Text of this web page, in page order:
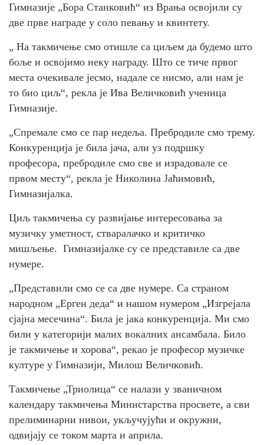
Гимназије „Бора Станковић“ из Врања освојили су
две прве награде у соло певању и квинтету.
„ На такмичење смо отишле са циљем да будемо што
боље и освојимо неку награду. Што се тиче првог
места очекивале јесмо, надале се нисмо, али нам је
то био циљ“, рекла је Ива Величковић ученица
Гимназије.
„Спремале смо се пар недеља. Пребродиле смо трему.
Конкуренција је била јача, али уз подршку
професора, пребродиле смо све и израдовале се
првом месту“, рекла је Николина Јаћимовић,
Гимназијалка.
Циљ такмичења су развијање интересовања за
музичку уметност, стваралачко и критичко
мишљење. Гимназијалке су се представиле са две
нумере.
„Представили смо се са две нумере. Са страном
народном „Ерген деда“ и нашом нумером „Изгрејала
сјајна месечина“. Била је јака конкуренција. Ми смо
били у категорији малих вокалних ансамбала. Било
је такмичење и хорова“, рекао је професор музичке
културе у Гимназији, Милош Величковић.
Такмичење „Триолица“ се налази у званичном
календару такмичења Министарства просвете, а сви
прелиминарни нивои, укључујући и окружни,
одвијају се током марта и априла.